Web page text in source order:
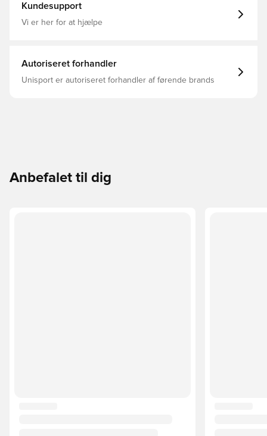
Kundesupport
Vi er her for at hjælpe
Autoriseret forhandler
Unisport er autoriseret forhandler af førende brands
Anbefalet til dig